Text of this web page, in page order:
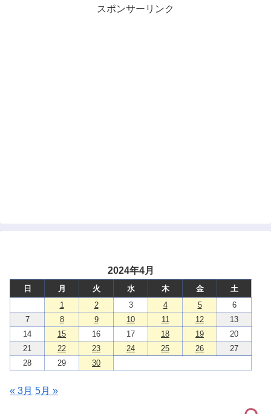
スポンサーリンク
2024年4月
日 月 火 水 木 金
土
1
2 3 4 5
6
7
8 9 10 11 12
13
14
15 16 17 18 19
20
21
22 23 24 25 26
27
28
29 30
« 3月 5月 »